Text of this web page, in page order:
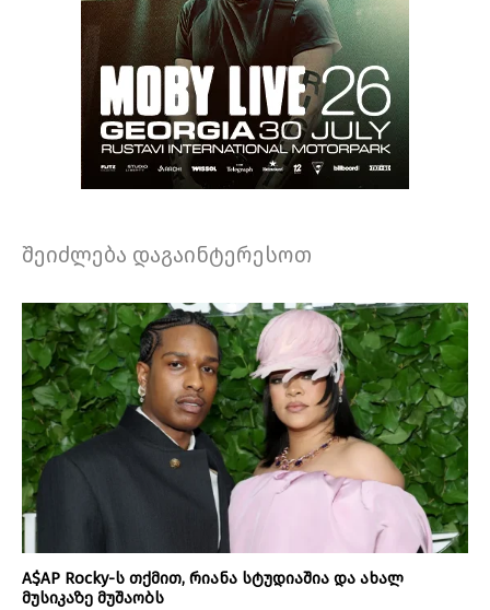
შეიძლება დაგაინტერესოთ
A$AP Rocky-ს თქმით, რიანა სტუდიაშია და ახალ
მუსიკაზე მუშაობს